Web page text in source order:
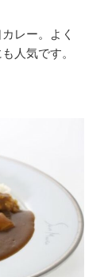
レー。よく
人気です。